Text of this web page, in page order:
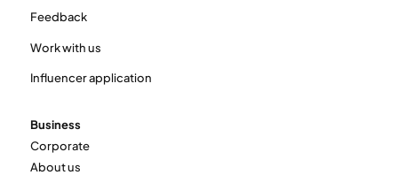
Feedback
Work with us
Influencer application
Business
Corporate
About us